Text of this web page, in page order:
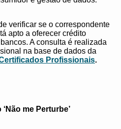
verificar se o correspondente
apto a oferecer crédito
A consulta é realizada
na base de dados da
Profissionais.
me Perturbe’